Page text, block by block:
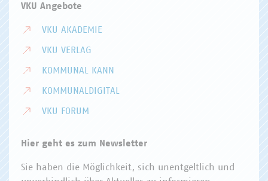
VKU Angebote
VKU AKADEMIE
VKU VERLAG
KOMMUNAL KANN
KOMMUNALDIGITAL
VKU FORUM
Hier geht es zum Newsletter
Sie haben die Möglichkeit, sich unentgeltlich und